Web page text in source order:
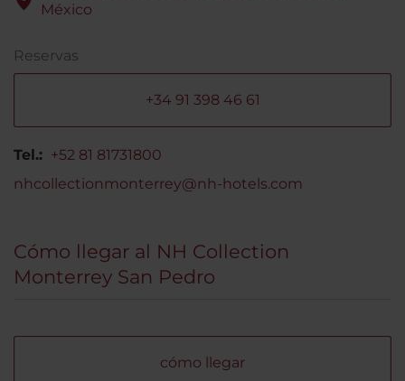
México
Reservas
+34 91 398 46 61
Tel.: +52 81 81731800
nhcollectionmonterrey@nh-hotels.com
Cómo llegar al NH Collection
Monterrey San Pedro
cómo llegar